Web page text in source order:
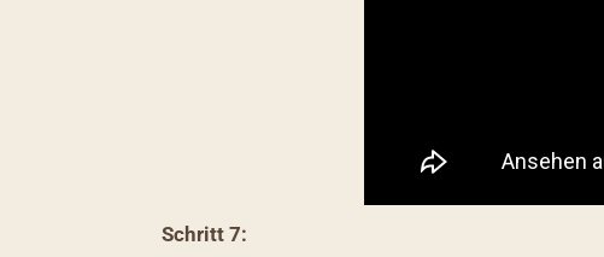
Schritt 7: